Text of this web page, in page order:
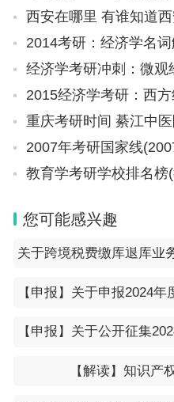
西安在哪里 有谁知道
2014考研：经济学名
经济学考研冲刺：微观
2015经济学考研：西
重庆考研时间 綦江中
2007年考研国家线
教育学考研学校排名
您可能感兴趣
【解读】知识产